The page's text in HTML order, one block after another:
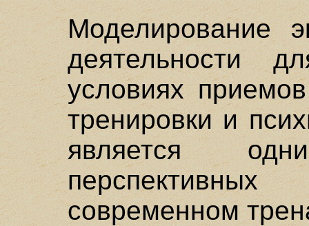
Моделирование
деятельности
условиях
тренировки и
является
современном